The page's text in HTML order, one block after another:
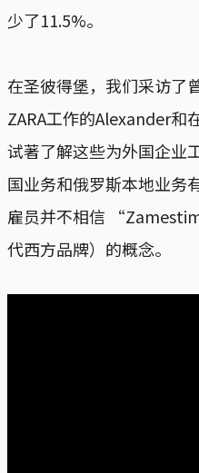
少了11.5%。
在圣彼得堡，我们采访了
ZARA工作的Alexander和
试著了解这些为外国企业
国业务和俄罗斯本地业务
雇员并不相信
代西方品牌）的概念。